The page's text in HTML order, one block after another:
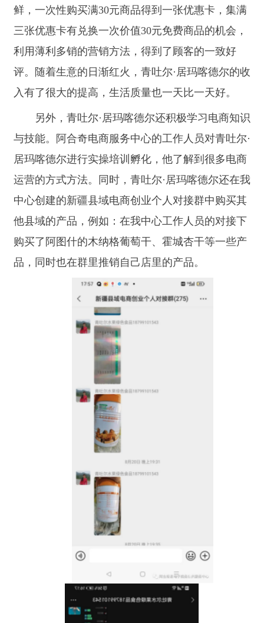
他县域的产品，例如：在我中心工作人员的对接下
购买了阿图什的木纳格葡萄干、霍城杏干等一些产
品，同时也在群里推销自己店里的产品。
随着国家乡村振兴的战略不断推进，电子商务